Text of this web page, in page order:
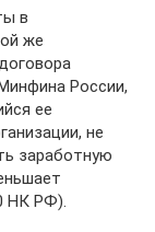
в
же
России,
ее
не
заработную
НК РФ).